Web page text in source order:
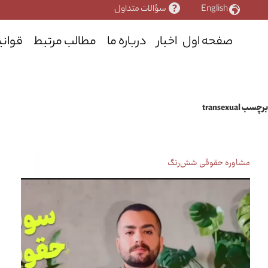
به
English سؤالات متداول
صفحه اول اخبار درباره ما مطالب مرتبط
برچسب
مشاوره حقوقی شش‌رنگ